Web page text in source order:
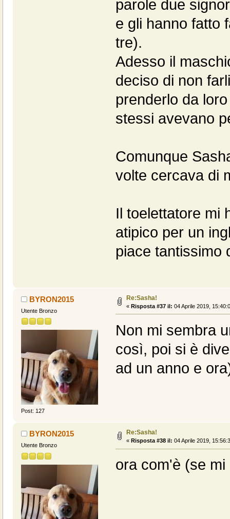
parole due
e gli hanno fatto
tre).
Adesso il
deciso di non
prenderlo da
stessi avevano
Comunque
volte cercava di
Il toelettatore mi
atipico per un
piace tantissimo
BYRON2015
Utente Bronzo
Post: 127
Re:Sasha!
« Risposta #37 il: 04 Aprile 2019,
Non mi sembra
così, poi si è
ad un anno e
BYRON2015
Utente Bronzo
Re:Sasha!
« Risposta #38 il: 04 Aprile 2019,
ora com'è (se